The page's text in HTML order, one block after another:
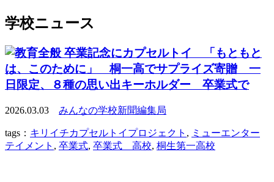
学校ニュース
卒業記念にカプセルトイ 「もともと
は、このために」 桐一高でサプライズ寄贈 一
日限定、８種の思い出キーホルダー 卒業式で
2026.03.03 みんなの学校新聞編集局
tags： キリイチカプセルトイプロジェクト , ミューエンター
テイメント , 卒業式, 卒業式 高校, 桐生第一高校